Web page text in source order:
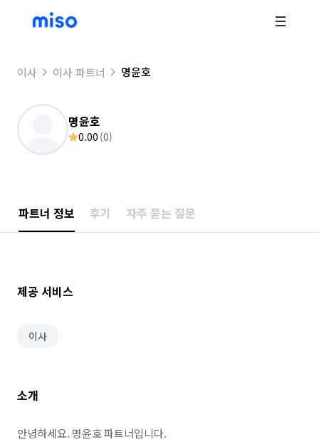
이사 이사 파트너 명윤호
명윤호
0.00 (0)
파트너 정보 후기 자주 묻는 질문
제공 서비스
이사
소개
안녕하세요. 명윤호 파트너입니다.